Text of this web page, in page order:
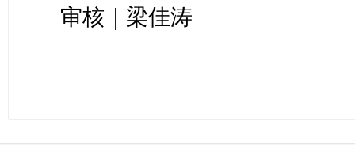
审核｜梁佳涛